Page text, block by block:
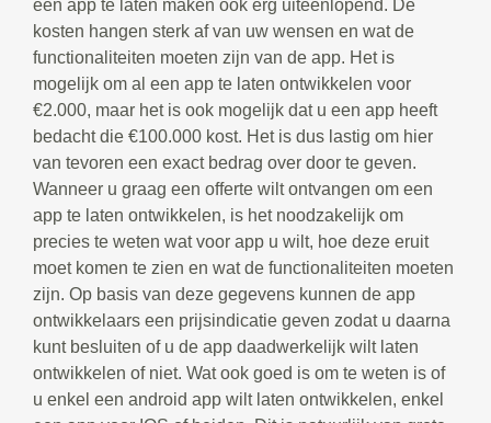
een app te laten maken ook erg uiteenlopend. De
kosten hangen sterk af van uw wensen en wat de
functionaliteiten moeten zijn van de app. Het is
mogelijk om al een app te laten ontwikkelen voor
€2.000, maar het is ook mogelijk dat u een app heeft
bedacht die €100.000 kost. Het is dus lastig om hier
van tevoren een exact bedrag over door te geven.
Wanneer u graag een offerte wilt ontvangen om een
app te laten ontwikkelen, is het noodzakelijk om
precies te weten wat voor app u wilt, hoe deze eruit
moet komen te zien en wat de functionaliteiten moeten
zijn. Op basis van deze gegevens kunnen de app
ontwikkelaars een prijsindicatie geven zodat u daarna
kunt besluiten of u de app daadwerkelijk wilt laten
ontwikkelen of niet. Wat ook goed is om te weten is of
u enkel een android app wilt laten ontwikkelen, enkel